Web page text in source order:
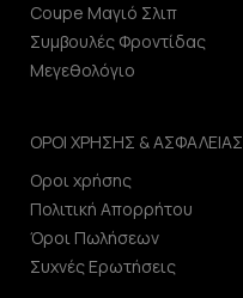
Coupe Μαγιό Σλιπ
Συμβουλές Φροντίδας
Μεγεθολόγιο
ΟΡΟΙ ΧΡΗΣΗΣ & ΑΣΦΑΛΕΙΑΣ
Οροι χρήσης
Πολιτική Απορρήτου
Όροι Πωλήσεων
Συχνές Ερωτήσεις